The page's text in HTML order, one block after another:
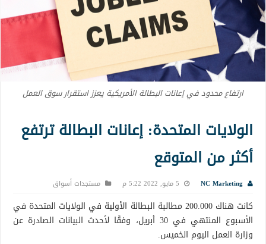
ارتفاع محدود في إعانات البطالة الأمريكية يعزز استقرار سوق العمل
الولايات المتحدة: إعانات البطالة ترتفع
أكثر من المتوقع
NC Marketing 5 مايو, 2022 5:22 م مستجدات أسواق
كانت هناك 200.000 مطالبة البطالة الأولية في الولايات المتحدة في
الأسبوع المنتهي في 30 أبريل، وفقًا لأحدث البيانات الصادرة عن
وزارة العمل اليوم الخميس.